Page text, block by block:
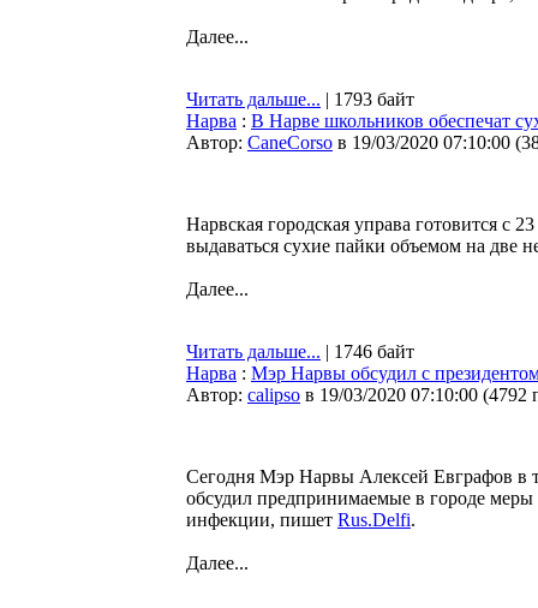
Далее...
Читать дальше... | 1793 байт
Нарва : В Нарве школьников обеспечат
Автор: CaneCorso в 19/03/2020 07:10:00 (
Нарвская городская управа готовится с
выдаваться сухие пайки объемом на две
Далее...
Читать дальше... | 1746 байт
Нарва : Мэр Нарвы обсудил с
Автор: calipso в 19/03/2020 07:10:00 (4792
Сегодня Мэр Нарвы Алексей Евграфов в
обсудил предпринимаемые в городе
инфекции, пишет Rus.Delfi.
Далее...